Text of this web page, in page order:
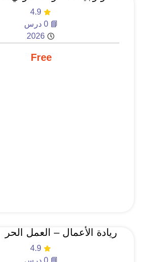
4.9
📘 0 درس
2026
Free
ريادة الأعمال – العمل الحر
4.9
📘 0 درس